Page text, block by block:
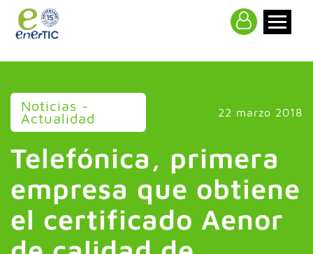
Noticias -
Actualidad 22 marzo 2018
Telefónica, primera
empresa que obtiene
el certificado Aenor